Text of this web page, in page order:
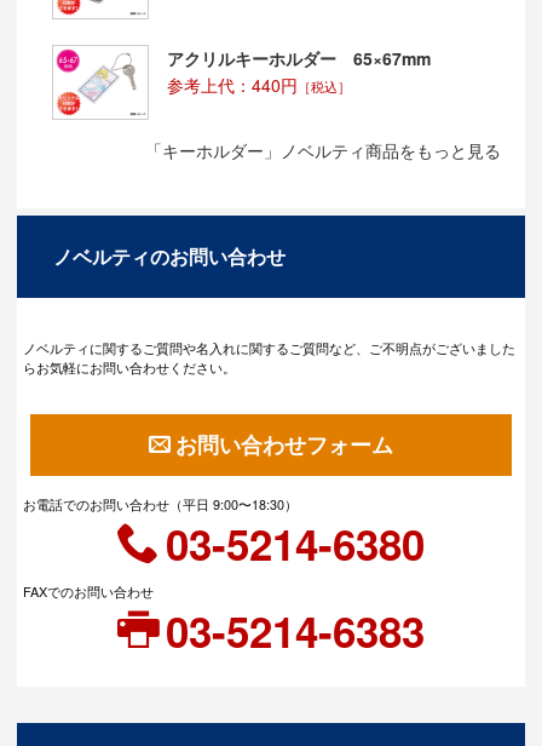
アクリルキーホルダー 65×67mm
参考上代：440円 ［税込］
「キーホルダー」ノベルティ商品をもっと見る
ノベルティのお問い合わせ
ノベルティに関するご質問や名入れに関するご質問など、ご不明点がございました
らお気軽にお問い合わせください。
お問い合わせフォーム
お電話でのお問い合わせ（平日 9:00〜18:30）
03-5214-6380
FAXでのお問い合わせ
03-5214-6383